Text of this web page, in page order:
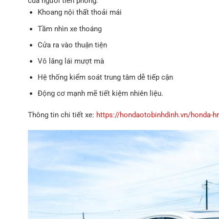
Khoang nội thất thoải mái
Tầm nhìn xe thoáng
Cửa ra vào thuận tiện
Vô lăng lái mượt mà
Hệ thống kiểm soát trung tâm dễ tiếp cận
Động cơ mạnh mẽ tiết kiệm nhiên liệu.
Thông tin chi tiết xe: https://hondaotobinhdinh.vn/honda-